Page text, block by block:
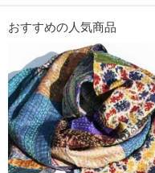
Instagram @om_handmade
おすすめの人気商品